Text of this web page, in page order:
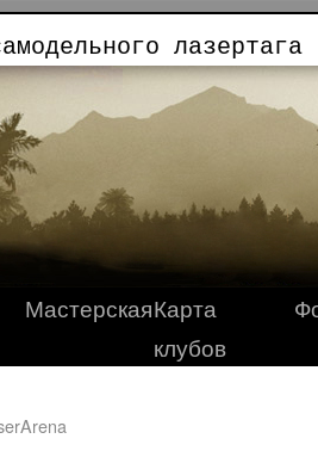
МастерскаяКарта
клубов